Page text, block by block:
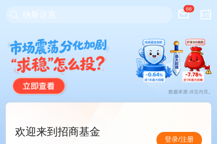
纳斯达克
66
欢迎来到招商基金
登录/注册